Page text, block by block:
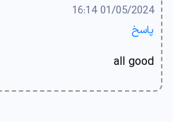
01/05/2024 16:14
پاسخ
all good